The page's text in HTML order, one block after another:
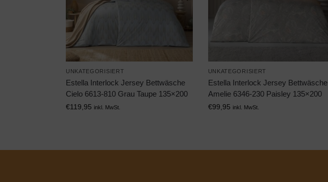
UNKATEGORISIERT
Estella Interlock Jersey Bettwäsche
Cielo 6613-810 Grau Taupe 135×200
€119,95 inkl. MwSt.
UNKATEGORISIERT
Estella Interlock Jersey Bettwäsche
Amelie 6346-230 Paisley 135×200
€99,95 inkl. MwSt.